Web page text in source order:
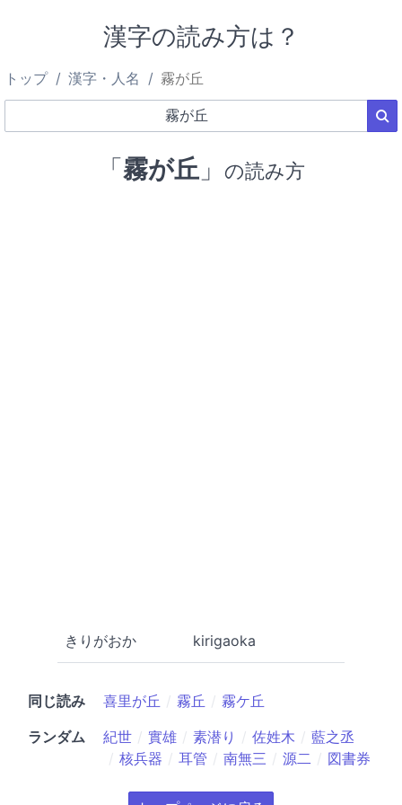
漢字の読み方は？
トップ 漢字・人名 霧が丘
「霧が丘」 の読み方
きりがおか kirigaoka
同じ読み 喜里が丘 霧丘
霧ケ丘
ランダム
紀世 實雄 素潜り 佐姓木
藍之丞
核兵器
耳管 南無三 源二 図書券